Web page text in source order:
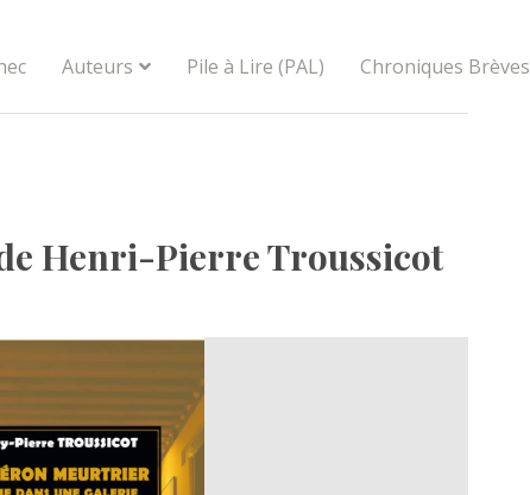
Auteurs Pile à Lire (PAL) Chroniques Brèves
Henri-Pierre Troussicot